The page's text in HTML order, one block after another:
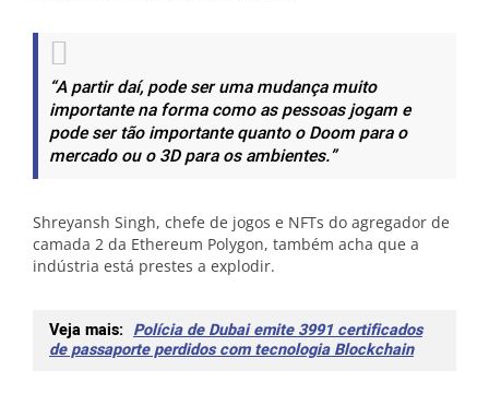
“A partir daí, pode ser uma mudança muito
importante na forma como as pessoas jogam e
pode ser tão importante quanto o Doom para o
mercado ou o 3D para os ambientes.”
Shreyansh Singh, chefe de jogos e NFTs do agregador de
camada 2 da Ethereum Polygon, também acha que a
indústria está prestes a explodir.
Veja mais: Polícia de Dubai emite 3991 certificados
de passaporte perdidos com tecnologia Blockchain